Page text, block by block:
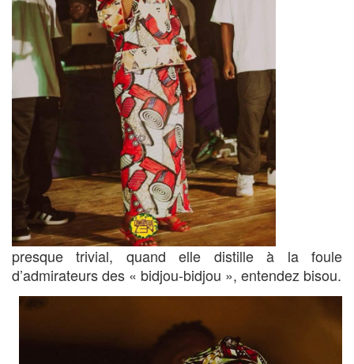
presque trivial, quand elle distille à la foule
d’admirateurs des « bidjou-bidjou », entendez bisou.